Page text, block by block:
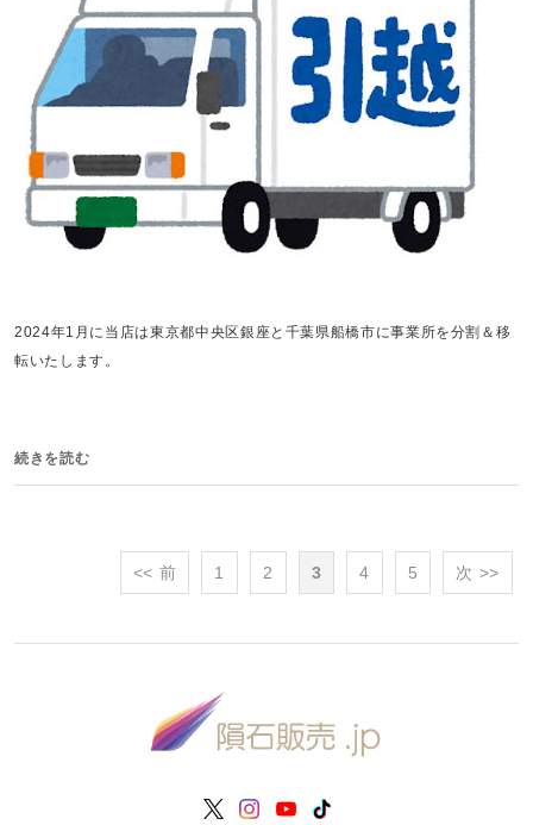
2024年1月に当店は東京都中央区銀座と千葉県船橋市に事業所を分割＆移
転いたします。
続きを読む
<< 前 1 2 3 4 5 次 >>